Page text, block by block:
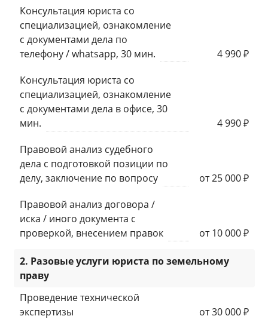
Консультация юриста со
специализацией, ознакомление
с документами дела по
телефону / whatsapp, 30 мин.
4 990 ₽
Консультация юриста со
специализацией, ознакомление
с документами дела в офисе, 30
мин.
4 990 ₽
Правовой анализ судебного
дела с подготовкой позиции по
делу, заключение по вопросу
от 25 000 ₽
Правовой анализ договора /
иска / иного документа с
проверкой, внесением правок
от 10 000 ₽
2. Разовые услуги юриста по земельному
праву
Проведение технической
экспертизы
от 30 000 ₽